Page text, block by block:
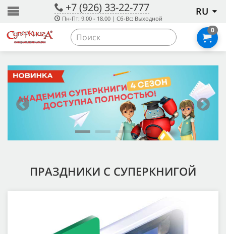
+7 (926) 33-22-777
Пн-Пт: 9.00 - 18.00 | Сб-Вс: Выходной
RU
0
ПРАЗДНИКИ С СУПЕРКНИГОЙ